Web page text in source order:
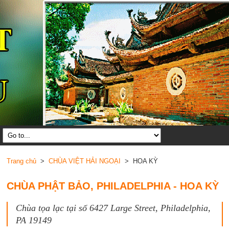
Trang chủ> CHÙA VIỆT HẢI NGOẠI > HOA KỲ
CHÙA PHẬT BẢO, PHILADELPHIA - HOA KỲ
Chùa tọa lạc tại số 6427 Large Street, Philadelphia,
PA 19149